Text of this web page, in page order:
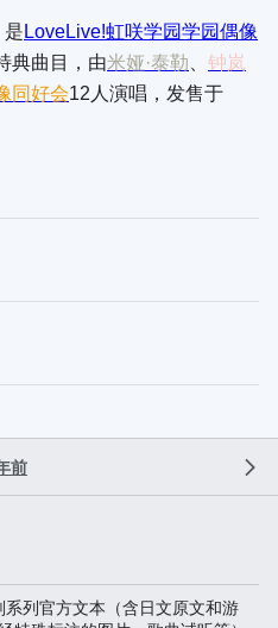
是 LoveLive!虹咲学园学园偶像
典曲目，由米娅·泰勒
钟岚
同好会12人演唱，发售于
前
列官方文本（含日文原文和游